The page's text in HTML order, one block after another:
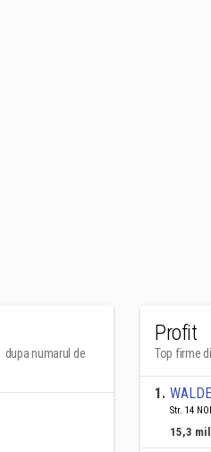
dupa numarul de
Profit
Top firme
1.
Str. 14
15,3